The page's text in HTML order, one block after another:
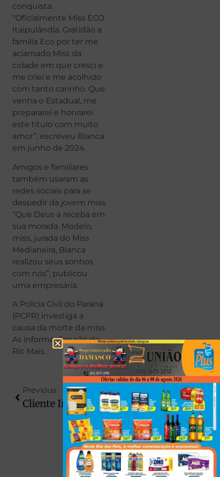
conquista.
“Oficialmente Miss ECO
Itaipulândia. Gratidão a
família Eco por ter me
aclamado Miss da
cidade em que cresci e
me criei e me acolhido
com tanto carinho. Que
venha o Estadual, me
prepararei e honrarei
este título com muito
amor”, escreveu Bianca
em junho de 2024.
Amigos e familiares
também usaram as
redes sociais para se
despedir da jovem miss.
“Que Deus a receba em
sua morada. Modelo,
miss, jurada do Miss
Medianeira, Bianca
realizou seus sonhos
com nós”, publicou
uma empresária.
A Polícia Civil do Paraná
(PCPR) investiga a
causa da morte da miss.
As informações são do
Ric Mais.
Previous
Cliente Insatisfeito Incendeia Loja De Celulares Em Cianorte E Deixa Funcionária Ferida
Next
Pai E Filho Estão Entre Os Mortos Em Confronto Com A Polícia Militar Em Londrina